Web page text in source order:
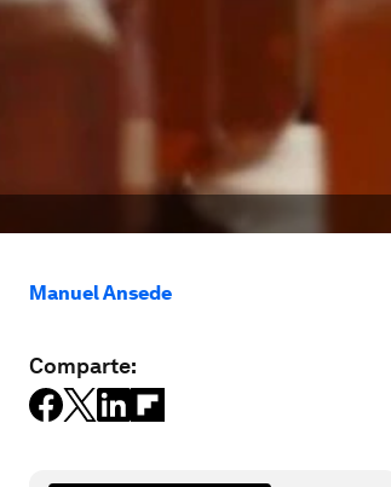
Manuel Ansede
Comparte: